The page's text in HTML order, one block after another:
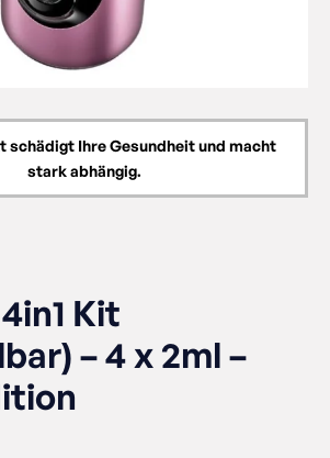
schädigt Ihre Gesundheit und macht
stark abhängig.
Kit
– 4 x 2ml –